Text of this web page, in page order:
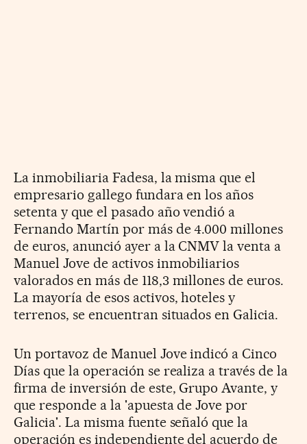
La inmobiliaria Fadesa, la misma que el
empresario gallego fundara en los años
setenta y que el pasado año vendió a
Fernando Martín por más de 4.000 millones
de euros, anunció ayer a la CNMV la venta a
Manuel Jove de activos inmobiliarios
valorados en más de 118,3 millones de euros.
La mayoría de esos activos, hoteles y
terrenos, se encuentran situados en Galicia.
Un portavoz de Manuel Jove indicó a Cinco
Días que la operación se realiza a través de la
firma de inversión de este, Grupo Avante, y
que responde a la 'apuesta de Jove por
Galicia'. La misma fuente señaló que la
operación es independiente del acuerdo de